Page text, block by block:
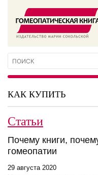
КАК КУПИТЬ
Статьи
Почему книги,
гомеопатии
29 августа 2020